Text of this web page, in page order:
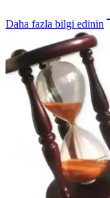
Daha fazla bilgi edinin